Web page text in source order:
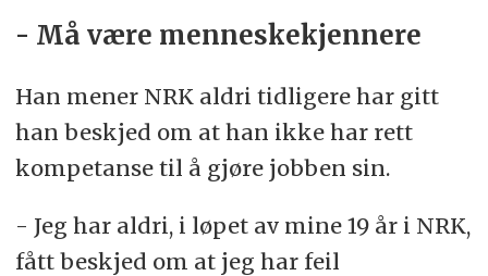
- Må være menneskekjennere
Han mener NRK aldri tidligere har gitt
han beskjed om at han ikke har rett
kompetanse til å gjøre jobben sin.
- Jeg har aldri, i løpet av mine 19 år i NRK,
fått beskjed om at jeg har feil